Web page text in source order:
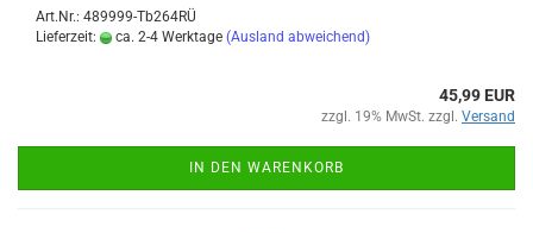
Art.Nr.: 489999-Tb264RÜ
Lieferzeit:
ca. 2-4 Werktage (Ausland abweichend)
45,99 EUR
zzgl. 19% MwSt. zzgl. Versand
IN DEN WARENKORB